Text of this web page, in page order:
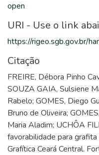
open
URI - Use o link
https://rigeo.sgb.gov.br/
Citação
FREIRE, Débora Pinho
SOUZA GAIA, Sulsiene
Rabelo; GOMES, Diego
Bruno de Oliveira;
Maria Aladim; UCHÔA
favorabilidade para
Grafítica Ceará Central.